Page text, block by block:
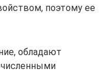
поэтому ее
обладают